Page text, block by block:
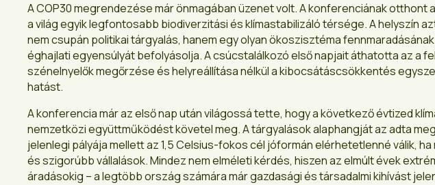
A COP30 megrendezése már önmagában üzenet volt. A konferenciának otthont
a világ egyik legfontosabb biodiverzitási és klímastabilizáló térsége. A helyszín
nem csupán politikai tárgyalás, hanem egy olyan ökoszisztéma
éghajlati egyensúlyát befolyásolja. A csúcstalálkozó első napjait áthatotta az a
szénelnyelők megőrzése és helyreállítása nélkül a kibocsátáscsökkentés
hatást.
A konferencia már az első nap után világossá tette, hogy a következő évtized
nemzetközi együttműködést követel meg. A tárgyalások alaphangját az adta
jelenlegi pályája mellett az 1,5 Celsius-fokos cél jóformán elérhetetlenné válik,
és szigorúbb vállalások. Mindez nem elméleti kérdés, hiszen az elmúlt évek
áradásokig – a legtöbb ország számára már gazdasági és társadalmi kihívást